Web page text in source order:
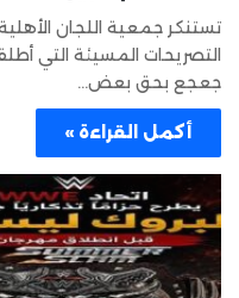
تستنكر جمعية اللجان
التصريحات المسيئة التي
جعجع بحق بعض…
أكمل القراءة »